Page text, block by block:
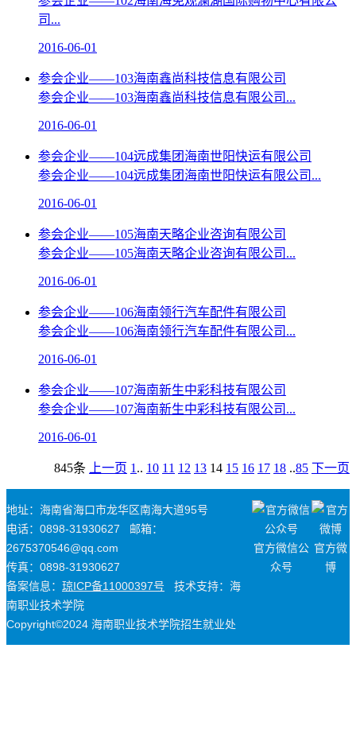
司...
2016-06-01
参会企业——103海南鑫尚科技信息有限公司
参会企业——103海南鑫尚科技信息有限公司...
2016-06-01
参会企业——104远成集团海南世阳快运有限公司
参会企业——104远成集团海南世阳快运有限公司...
2016-06-01
参会企业——105海南天略企业咨询有限公司
参会企业——105海南天略企业咨询有限公司...
2016-06-01
参会企业——106海南领行汽车配件有限公司
参会企业——106海南领行汽车配件有限公司...
2016-06-01
参会企业——107海南新生中彩科技有限公司
参会企业——107海南新生中彩科技有限公司...
2016-06-01
845条 上一页 1 .. 10 11 12 13 14 15 16 17 18 ..85 下一页
地址：海南省海口市龙华区南海大道95号
电话：0898-31930627
邮箱：
2675370546@qq.com
传真：0898-31930627
备案信息： 琼ICP备11000397号
技术支持：海
南职业技术学院
Copyright©2024 海南职业技术学院招生就业处
官方微信公
众号
官方微
博